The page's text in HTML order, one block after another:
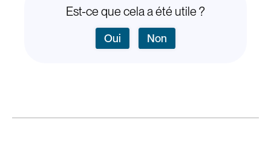
Est-ce que cela a été utile ?
Oui Non